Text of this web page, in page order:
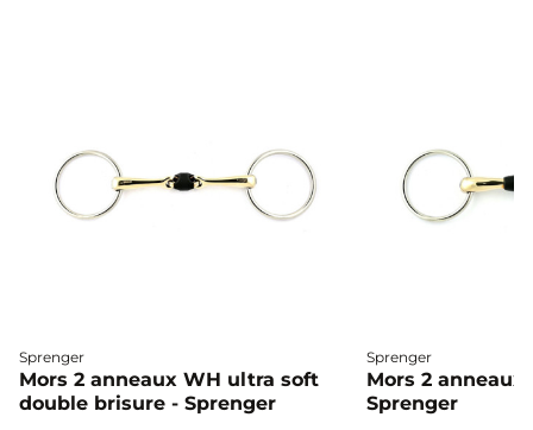
Sprenger
Mors 2 anneaux WH ultra soft
double brisure - Sprenger
Sprenger
Mors 2 anneaux
Sprenger